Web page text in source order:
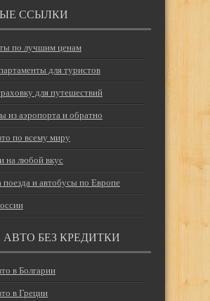
ССЫЛКИ
по лучшим ценам
для туристов
для путешествий
из аэропорта и обратно
по всему миру
на любой вкус
поезда и автобусы по Европе
БЕЗ КРЕДИТКИ
в Болгарии
в Греции